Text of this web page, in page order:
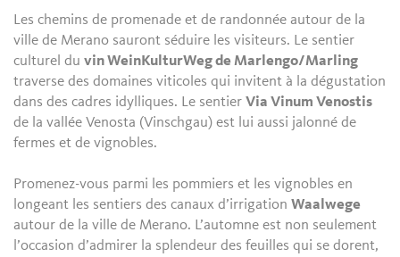
Les chemins de promenade et de randonnée autour de la
ville de Merano sauront séduire les visiteurs. Le sentier
culturel duvin WeinKulturWeg de Marlengo/Marling
traverse des domaines viticoles qui invitent à la dégustation
dans des cadres idylliques. Le sentierVia Vinum Venostis
de la vallée Venosta (Vinschgau) est lui aussi jalonné de
fermes et de vignobles.
Promenez-vous parmi les pommiers et les vignobles en
longeant les sentiers des canaux d’irrigationWaalwege
autour de la ville de Merano. L’automne est non seulement
l’occasion d’admirer la splendeur des feuilles qui se dorent,